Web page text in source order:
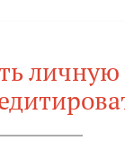
личную